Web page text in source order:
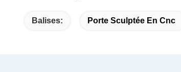
Balises: Porte Sculptée En Cnc